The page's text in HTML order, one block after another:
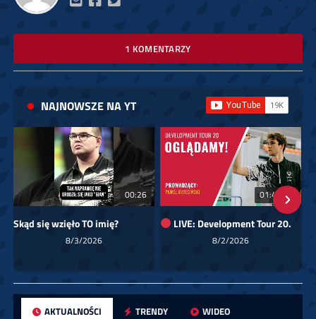
1 KOMENTARZY
NAJNOWSZE NA YT
00:26
Skąd się wzięło TO imię?
8/3/2026
01:40:24
LIVE: Development Tour 20.
8/2/2026
AKTUALNOŚCI TRENDY WIDEO